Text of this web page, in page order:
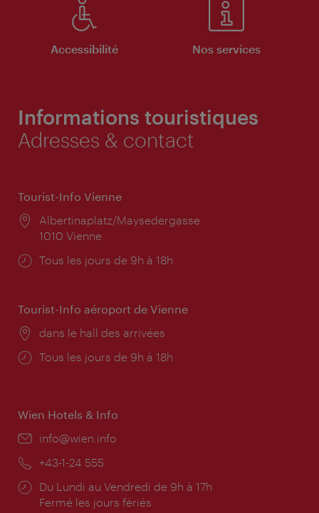
Accessibilité Nos services
Informations touristiques
Adresses & contact
Tourist-Info Vienne
Lieu:
Albertinaplatz/Maysedergasse
1010 Vienne
Horaires
Tous les jours de 9h à 18h
Tourist-Info aéroport de Vienne
Lieu:
dans le hall des arrivées
Horaires
Tous les jours de 9h à 18h
Wien Hotels & Info
E-
info@wien.info
Téléphone:
+43-1-24 555
Horaires
d'ouverture:
Du Lundi au Vendredi de 9h à 17h
Fermé les jours fériés